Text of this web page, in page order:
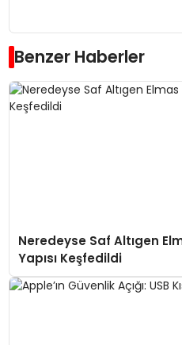
Benzer Haberler
Neredeyse Saf Altıgen
Yapısı Keşfedildi